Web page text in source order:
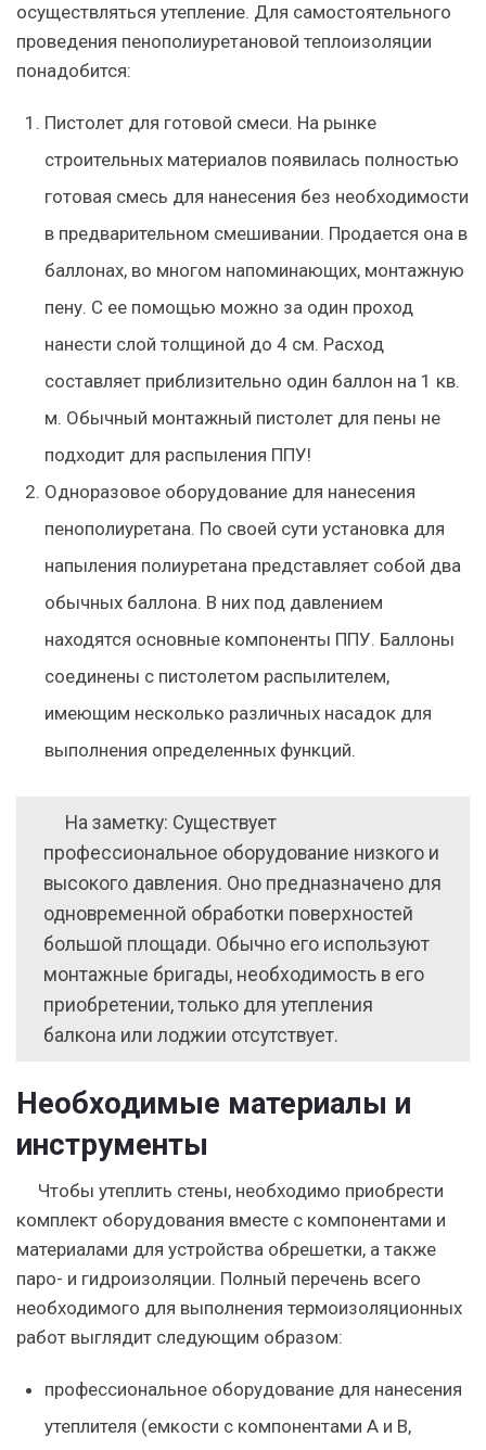
осуществляться утепление. Для самостоятельного
проведения пенополиуретановой теплоизоляции
понадобится:
Пистолет для готовой смеси. На рынке
строительных материалов появилась полностью
готовая смесь для нанесения без необходимости
в предварительном смешивании. Продается она в
баллонах, во многом напоминающих, монтажную
пену. С ее помощью можно за один проход
нанести слой толщиной до 4 см. Расход
составляет приблизительно один баллон на 1 кв.
м. Обычный монтажный пистолет для пены не
подходит для распыления ППУ!
Одноразовое оборудование для нанесения
пенополиуретана. По своей сути установка для
напыления полиуретана представляет собой два
обычных баллона. В них под давлением
находятся основные компоненты ППУ. Баллоны
соединены с пистолетом распылителем,
имеющим несколько различных насадок для
выполнения определенных функций.
На заметку: Существует
профессиональное оборудование низкого и
высокого давления. Оно предназначено для
одновременной обработки поверхностей
большой площади. Обычно его используют
монтажные бригады, необходимость в его
приобретении, только для утепления
балкона или лоджии отсутствует.
Необходимые материалы и
инструменты
Чтобы утеплить стены, необходимо приобрести
комплект оборудования вместе с компонентами и
материалами для устройства обрешетки, а также
паро- и гидроизоляции. Полный перечень всего
необходимого для выполнения термоизоляционных
работ выглядит следующим образом:
профессиональное оборудование для нанесения
утеплителя (емкости с компонентами А и В,